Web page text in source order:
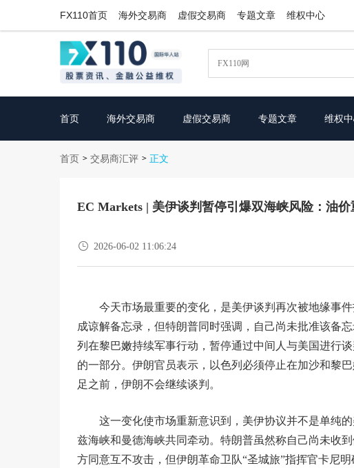
FX110首页 海外交易商 虚假交易商 专题文章 维权中心
首页 海外交易商 虚假交易商 专题文章 维权
首页 > 交易商汇评 > 正文
EC Markets | 美伊谈判暂停引爆双海峡风险：油价
 2026-06-02 11:06:24
今天市场最重要的变化，是美伊谈判再次被地缘事
成谅解备忘录，但特朗普同时强调，自己尚未批准该备
列在黎巴嫩持续军事行动，暂停通过中间人与美国进行
的一部分。伊朗官员表示，以色列必须停止在加沙和黎
足之前，伊朗不会继续谈判。
这一变化使市场重新意识到，美伊协议并不是单纯
兹海峡和曼德海峡共同牵动。特朗普虽然称自己尚未收
方同意互不攻击，但伊朗革命卫队“圣城旅”指挥官卡尼